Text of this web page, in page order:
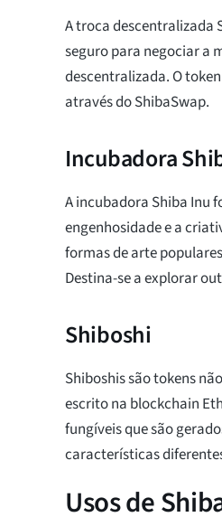
A troca descentralizada
seguro para negociar a
descentralizada. O
através do ShibaSwap.
Incubadora
A incubadora Shiba Inu
engenhosidade e a
formas de arte
Destina-se a explorar
Shiboshi
Shiboshis são tokens
escrito na blockchain
fungíveis que são
características
Usos de